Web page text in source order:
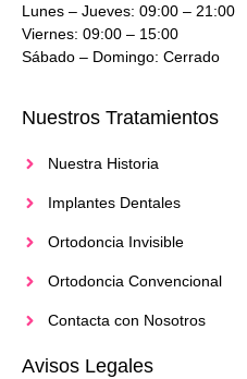
Lunes – Jueves: 09:00 – 21:00
Viernes: 09:00 – 15:00
Sábado – Domingo: Cerrado
Nuestros Tratamientos
Nuestra Historia
Implantes Dentales
Ortodoncia Invisible
Ortodoncia Convencional
Contacta con Nosotros
Avisos Legales